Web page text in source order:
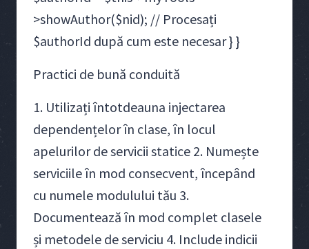
>showAuthor($nid); // Procesați
$authorId după cum este necesar } }
Practici de bună conduită
1. Utilizați întotdeauna injectarea
dependențelor în clase, în locul
apelurilor de servicii statice 2. Numește
serviciile în mod consecvent, începând
cu numele modulului tău 3.
Documentează în mod complet clasele
și metodele de serviciu 4. Include indicii